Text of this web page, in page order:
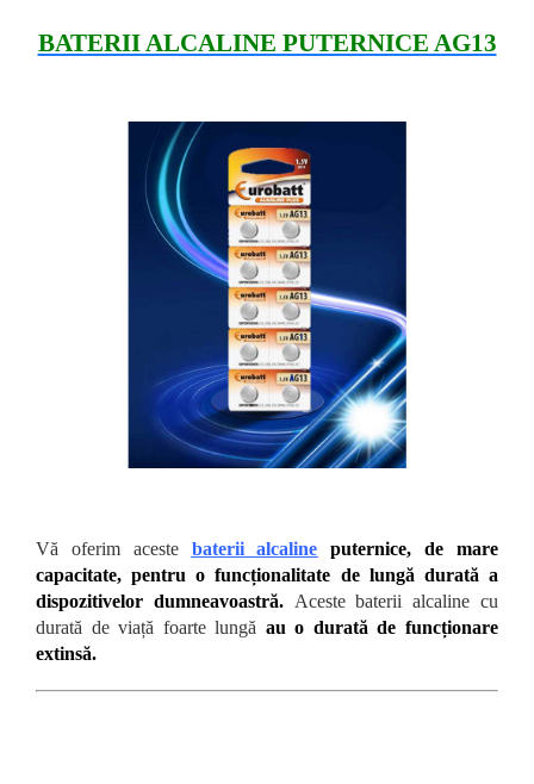
BATERII ALCALINE PUTERNICE AG13
Vă oferim aceste baterii alcaline puternice, de mare
capacitate, pentru o funcționalitate de lungă durată a
dispozitivelor dumneavoastră. Aceste baterii alcaline cu
durată de viață foarte lungă au o durată de funcționare
extinsă.